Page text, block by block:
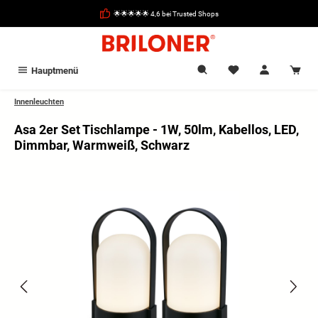
🌟🌟🌟🌟🌟 4,6 bei Trusted Shops
Hauptmenü
Innenleuchten
Asa 2er Set Tischlampe - 1W, 50lm, Kabellos, LED,
Dimmbar, Warmweiß, Schwarz